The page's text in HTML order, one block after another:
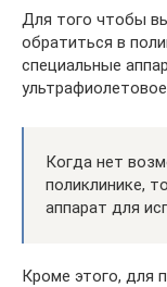
Для того чтобы
обратиться в
специальные
ультрафиолетовое
Когда нет
поликлинике,
аппарат для
Кроме этого, для